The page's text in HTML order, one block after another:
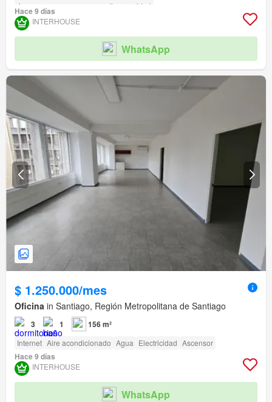
Acceso para personas con discapacidad
Hace 9 días
INTERHOUSE
WhatsApp
$ 1.250.000/mes
Oficina in Santiago, Región Metropolitana de Santiago
3 1 156 m²
Internet Aire acondicionado Agua Electricidad Ascensor
Hace 9 días
INTERHOUSE
WhatsApp